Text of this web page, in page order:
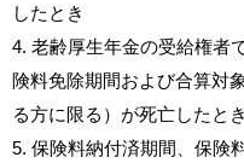
したとき
4. 老齢厚生年金の受給権者
険料免除期間および合算対
る方に限る）が死亡したとき
5. 保険料納付済期間、保険